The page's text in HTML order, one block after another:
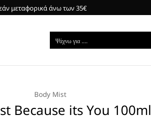
μεταφορικά άνω των 35€
Body Mist
Because its You 100ml